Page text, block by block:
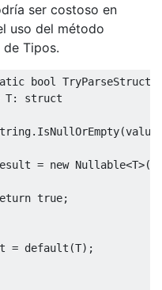
ser costoso en
uso del método
Tipos.
bool TryParseStruct
T:
struct
. IsNullOrEmpty(value
= new Nullable<T
true;
= default (T);